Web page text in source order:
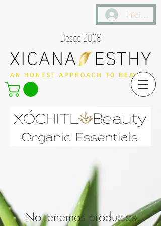
Iniciar
Desde 2008
No tenemos productos